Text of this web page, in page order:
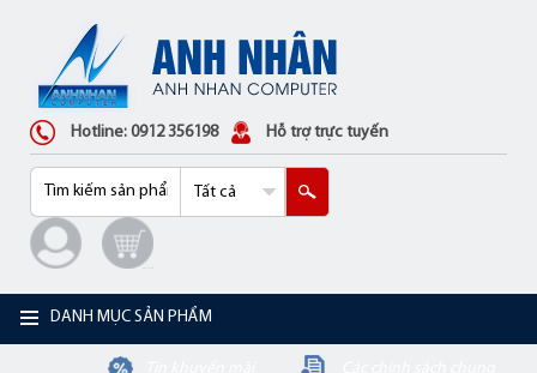
Hotline: 0912 356198 Hỗ trợ trực tuyến
DANH MỤC SẢN PHẨM